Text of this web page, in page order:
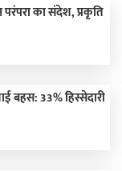
परंपरा का संदेश, प्रकृति
बहस: 33% हिस्सेदारी